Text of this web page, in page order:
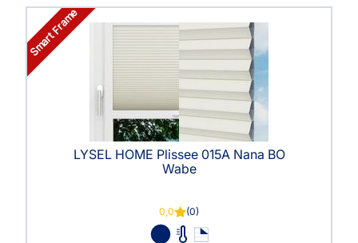
Smart Frame
LYSEL HOME Plissee 015A Nana BO
Wabe
0,0 (0)